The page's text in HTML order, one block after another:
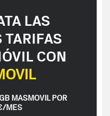
LAS
TARIFAS
CON
MASMOVIL POR
MES